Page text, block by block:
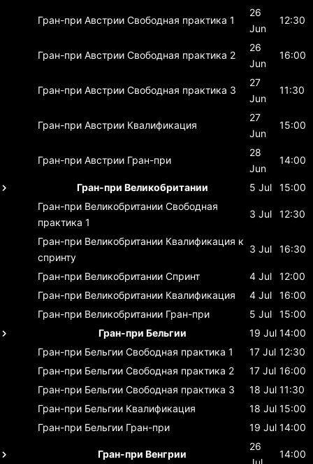
Гран-при Австрии Свободная практика 1
26
Jun
12:30
Гран-при Австрии Свободная практика 2
26
Jun
16:00
Гран-при Австрии Свободная практика 3
27
Jun
11:30
Гран-при Австрии Квалификация
27
Jun
15:00
Гран-при Австрии Гран-при
28
Jun
14:00
Гран-при Великобритании 5 Jul
15:00
Гран-при Великобритании Свободная
практика 1
3 Jul 12:30
Гран-при Великобритании Квалификация к
спринту
3 Jul 16:30
Гран-при Великобритании Спринт 4 Jul
12:00
Гран-при Великобритании Квалификация 4 Jul
16:00
Гран-при Великобритании Гран-при 5 Jul
15:00
Гран-при Бельгии
19 Jul 14:00
Гран-при Бельгии Свободная практика 1 17 Jul 12:30
Гран-при Бельгии Свободная практика 2 17 Jul 16:00
Гран-при Бельгии Свободная практика 3 18 Jul 11:30
Гран-при Бельгии Квалификация 18 Jul 15:00
Гран-при Бельгии Гран-при 19 Jul 14:00
Гран-при Венгрии
26
14:00